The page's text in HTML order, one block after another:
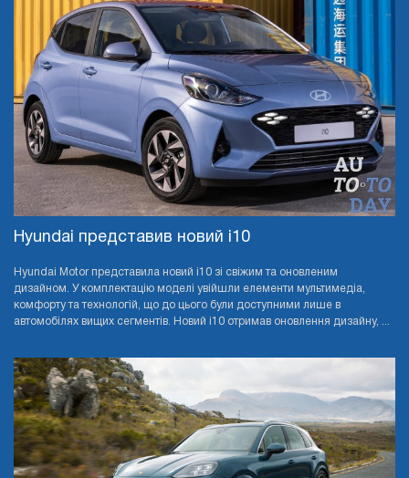
Hyundai представив новий i10
Hyundai Motor представила новий i10 зі свіжим та оновленим
дизайном. У комплектацію моделі увійшли елементи мультимедіа,
комфорту та технологій, що до цього були доступними лише в
автомобілях вищих сегментів. Новий i10 отримав оновлення дизайну, ...